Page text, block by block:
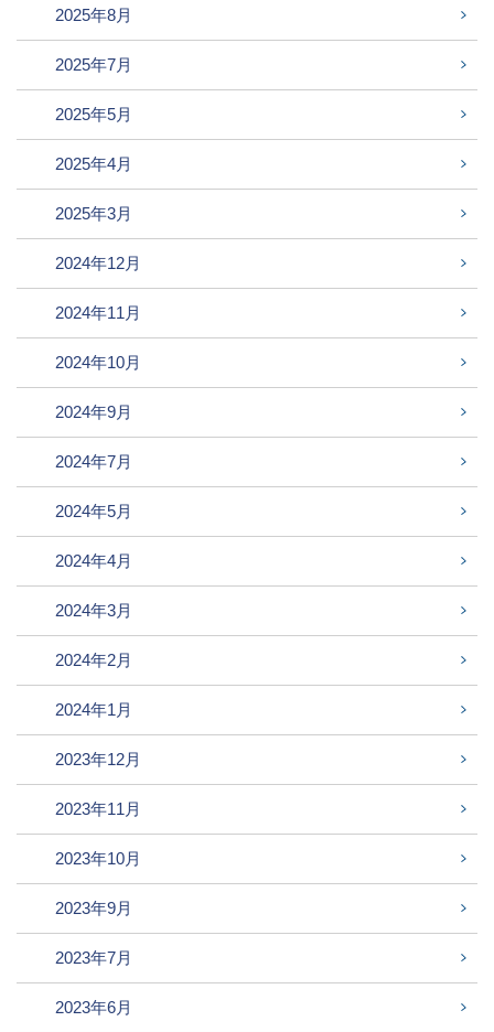
2025年8月
2025年7月
2025年5月
2025年4月
2025年3月
2024年12月
2024年11月
2024年10月
2024年9月
2024年7月
2024年5月
2024年4月
2024年3月
2024年2月
2024年1月
2023年12月
2023年11月
2023年10月
2023年9月
2023年7月
2023年6月